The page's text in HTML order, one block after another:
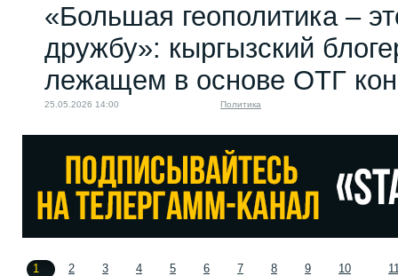
«Большая геополитика –
дружбу»: кыргызский
лежащем в основе ОТГ
25.05.2026 14:00 Политика
1 2 3 4 5 6 7 8 9 10